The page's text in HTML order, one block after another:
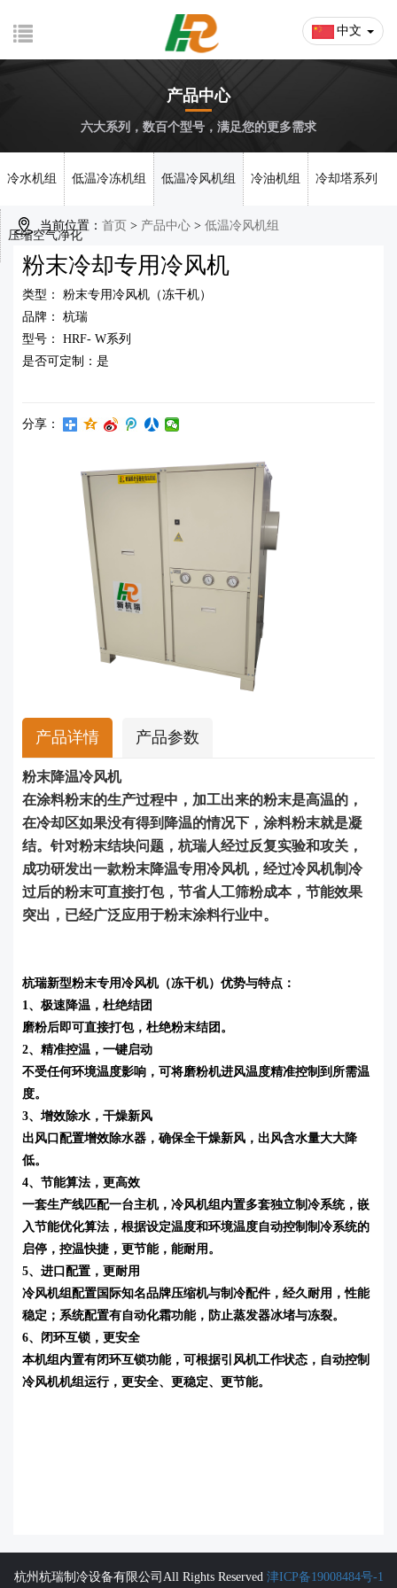
中文
产品中心
六大系列，数百个型号，满足您的更多需求
冷水机组 低温冷冻机组 低温冷风机组 冷油机组 冷却塔系列
压缩空气净化
当前位置： 首页 > 产品中心 > 低温冷风机组
粉末冷却专用冷风机
类型： 粉末专用冷风机（冻干机）
品牌： 杭瑞
型号： HRF- W系列
是否可定制：是
分享：
产品详情 产品参数
粉末降温冷风机
在涂料粉末的生产过程中，加工出来的粉末是高温的，
在冷却区如果没有得到降温的情况下，涂料粉末就是凝
结。针对粉末结块问题，杭瑞人经过反复实验和攻关，
成功研发出一款粉末降温专用冷风机，经过冷风机制冷
过后的粉末可直接打包，节省人工筛粉成本，节能效果
突出，已经广泛应用于粉末涂料行业中。
杭瑞新型粉末专用冷风机（冻干机）优势与特点：
1、极速降温，杜绝结团
磨粉后即可直接打包，杜绝粉末结团。
2、精准控温，一键启动
不受任何环境温度影响，可将磨粉机进风温度精准控制到所需温
度。
3、增效除水，干燥新风
出风口配置增效除水器，确保全干燥新风，出风含水量大大降
低。
4、节能算法，更高效
一套生产线匹配一台主机，冷风机组内置多套独立制冷系统，嵌
入节能优化算法，根据设定温度和环境温度自动控制制冷系统的
启停，控温快捷，更节能，能耐用。
5、进口配置，更耐用
冷风机组配置国际知名品牌压缩机与制冷配件，经久耐用，性能
稳定；系统配置有自动化霜功能，防止蒸发器冰堵与冻裂。
6、闭环互锁，更安全
本机组内置有闭环互锁功能，可根据引风机工作状态，自动控制
冷风机机组运行，更安全、更稳定、更节能。
杭州杭瑞制冷设备有限公司All Rights Reserved 津ICP备19008484号-1